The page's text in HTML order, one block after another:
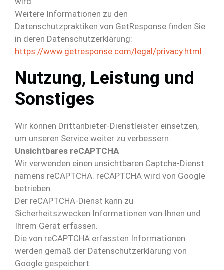
Weitere Informationen zu den
Datenschutzpraktiken von GetResponse finden Sie
in deren Datenschutzerklärung:
https://www.getresponse.com/legal/privacy.html
Nutzung, Leistung und
Sonstiges
Wir können Drittanbieter-Dienstleister einsetzen,
um unseren Service weiter zu verbessern.
Unsichtbares reCAPTCHA
Wir verwenden einen unsichtbaren Captcha-Dienst
namens reCAPTCHA. reCAPTCHA wird von Google
betrieben.
Der reCAPTCHA-Dienst kann zu
Sicherheitszwecken Informationen von Ihnen und
Ihrem Gerät erfassen.
Die von reCAPTCHA erfassten Informationen
werden gemäß der Datenschutzerklärung von
Google gespeichert: